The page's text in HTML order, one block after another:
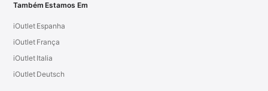
Também Estamos Em
iOutlet Espanha
iOutlet França
iOutlet Italia
iOutlet Deutsch